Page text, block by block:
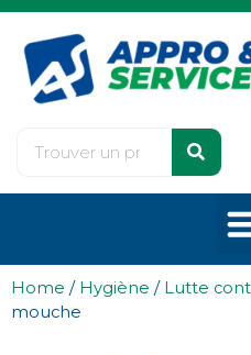
Home / Hygiène / Lutte
mouche